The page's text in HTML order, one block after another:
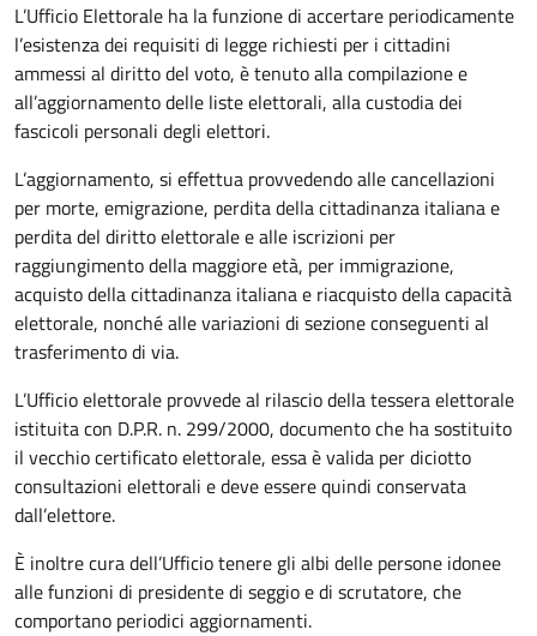
L’Ufficio Elettorale ha la funzione di accertare periodicamente
l’esistenza dei requisiti di legge richiesti per i cittadini
ammessi al diritto del voto, è tenuto alla compilazione e
all’aggiornamento delle liste elettorali, alla custodia dei
fascicoli personali degli elettori.
L’aggiornamento, si effettua provvedendo alle cancellazioni
per morte, emigrazione, perdita della cittadinanza italiana e
perdita del diritto elettorale e alle iscrizioni per
raggiungimento della maggiore età, per immigrazione,
acquisto della cittadinanza italiana e riacquisto della capacità
elettorale, nonché alle variazioni di sezione conseguenti al
trasferimento di via.
L’Ufficio elettorale provvede al rilascio della tessera elettorale
istituita con D.P.R. n. 299/2000, documento che ha sostituito
il vecchio certificato elettorale, essa è valida per diciotto
consultazioni elettorali e deve essere quindi conservata
dall’elettore.
È inoltre cura dell’Ufficio tenere gli albi delle persone idonee
alle funzioni di presidente di seggio e di scrutatore, che
comportano periodici aggiornamenti.